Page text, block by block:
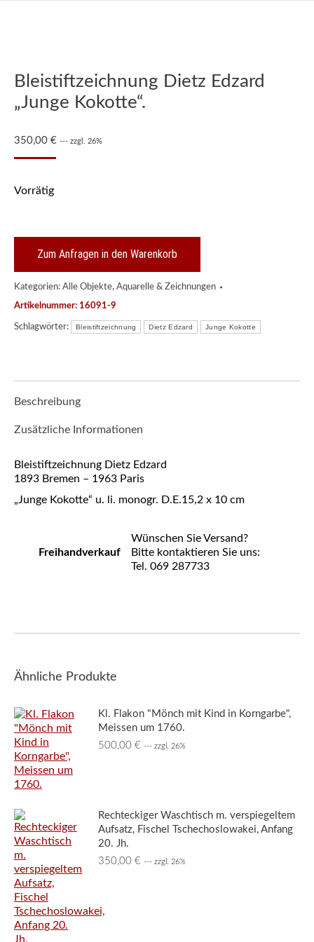
Bleistiftzeichnung Dietz Edzard
„Junge Kokotte“.
350,00 € --- zzgl. 26%
Vorrätig
Zum Anfragen in den Warenkorb
Kategorien: Alle Objekte, Aquarelle & Zeichnungen
Artikelnummer: 16091-9
Schlagwörter: Bleistiftzeichnung Dietz Edzard Junge Kokotte
Beschreibung
Zusätzliche Informationen
Bleistiftzeichnung Dietz Edzard
1893 Bremen – 1963 Paris
„Junge Kokotte“ u. li. monogr. D.E.15,2 x 10 cm
Freihandverkauf
Wünschen Sie Versand?
Bitte kontaktieren Sie uns:
Tel. 069 287733
Ähnliche Produkte
Kl. Flakon "Mönch mit Kind in Korngarbe",
Meissen um 1760.
500,00 € --- zzgl. 26%
Rechteckiger Waschtisch m. verspiegeltem
Aufsatz, Fischel Tschechoslowakei, Anfang
20. Jh.
350,00 € --- zzgl. 26%